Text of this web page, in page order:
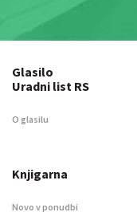
Glasilo
Uradni list RS
O glasilu
Knjigarna
Novo v ponudbi